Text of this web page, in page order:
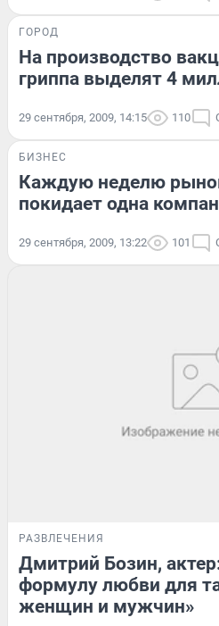
ГОРОД
На производство
гриппа выделят 4
29 сентября, 2009, 14:15 110
БИЗНЕС
Каждую неделю
покидает одна
29 сентября, 2009, 13:22 101
РАЗВЛЕЧЕНИЯ
Дмитрий Бозин,
формулу любви для
женщин и мужчин»